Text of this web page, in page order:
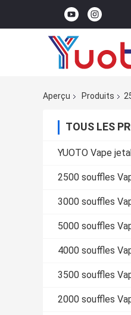
Aperçu Produits
TOUS LES
YUOTO Vape
2500 souffles
3000 souffles
5000 souffles
4000 souffles
3500 souffles
2000 souffles